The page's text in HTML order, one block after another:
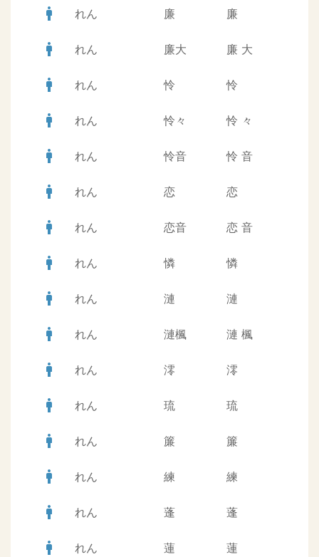
man れん 廉 廉
man れん 廉大 廉 大
man れん 怜 怜
man れん 怜々 怜 々
man れん 怜音 怜 音
man れん 恋 恋
man れん 恋音 恋 音
man れん 憐 憐
man れん 漣 漣
man れん 漣楓 漣 楓
man れん 澪 澪
man れん 琉 琉
man れん 簾 簾
man れん 練 練
man れん 蓬 蓬
man れん 蓮 蓮